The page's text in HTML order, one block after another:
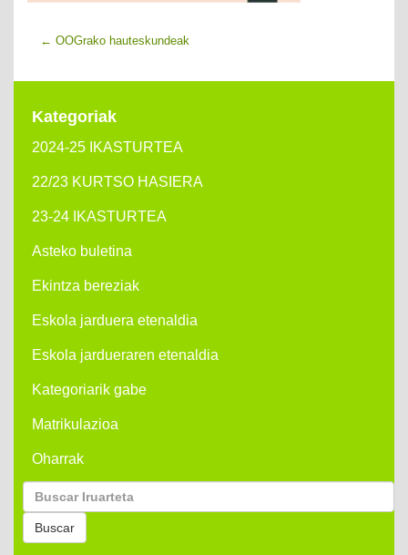
← OOGrako hauteskundeak
Kategoriak
2024-25 IKASTURTEA
22/23 KURTSO HASIERA
23-24 IKASTURTEA
Asteko buletina
Ekintza bereziak
Eskola jarduera etenaldia
Eskola jardueraren etenaldia
Kategoriarik gabe
Matrikulazioa
Oharrak
Buscar
por:
Buscar